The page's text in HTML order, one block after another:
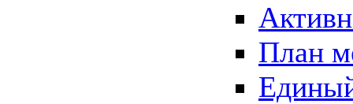
План